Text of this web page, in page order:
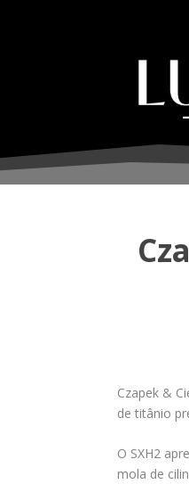
Czapek &
de titânio
O SXH2
mola de